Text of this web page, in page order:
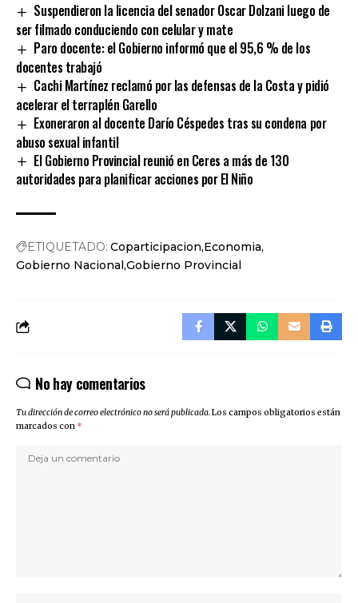
Suspendieron la licencia del senador Oscar Dolzani luego de
ser filmado conduciendo con celular y mate
Paro docente: el Gobierno informó que el 95,6 % de los
docentes trabajó
Cachi Martínez reclamó por las defensas de la Costa y pidió
acelerar el terraplén Garello
Exoneraron al docente Darío Céspedes tras su condena por
abuso sexual infantil
El Gobierno Provincial reunió en Ceres a más de 130
autoridades para planificar acciones por El Niño
ETIQUETADO: Coparticipacion Economia
Gobierno Nacional Gobierno Provincial
No hay comentarios
Tu dirección de correo electrónico no será publicada.Los campos obligatorios están
marcados con *